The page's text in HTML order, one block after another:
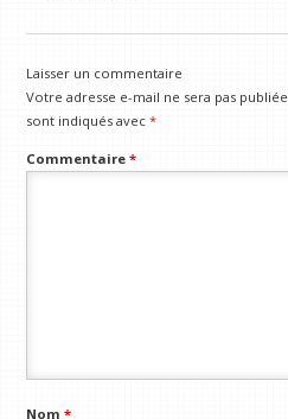
Laisser un commentaire
Votre adresse e-mail ne sera pas publiée.
sont indiqués avec*
Commentaire*
Nom*